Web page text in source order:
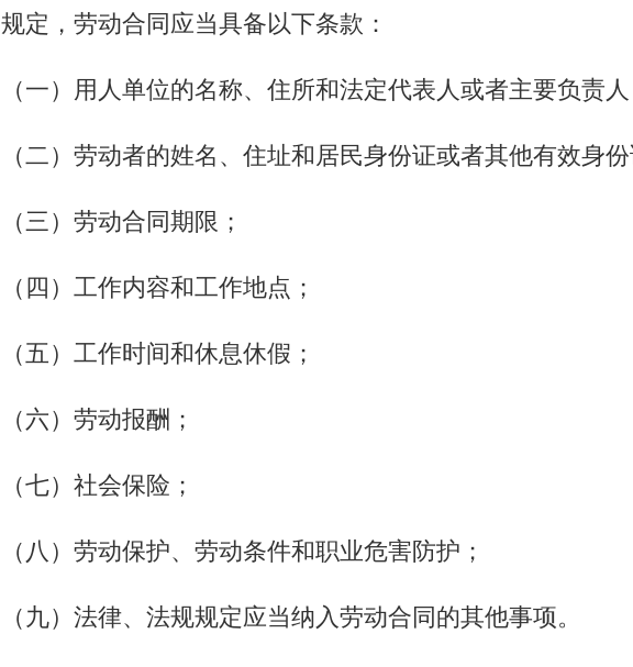
规定，劳动合同应当具备以下条款：
（一）用人单位的名称、住所和法定代表人或者主要负责人
（二）劳动者的姓名、住址和居民身份证或者其他有效身份
（三）劳动合同期限；
（四）工作内容和工作地点；
（五）工作时间和休息休假；
（六）劳动报酬；
（七）社会保险；
（八）劳动保护、劳动条件和职业危害防护；
（九）法律、法规规定应当纳入劳动合同的其他事项。